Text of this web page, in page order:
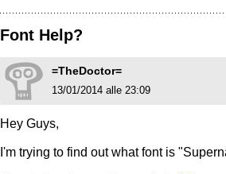
Font Help?
=TheDoctor=
13/01/2014 alle 23:09
Hey Guys,
I'm trying to find out what font is